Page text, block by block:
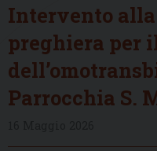
Intervento
preghiera per
Parrocchia S.